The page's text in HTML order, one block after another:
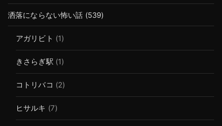
洒落にならない怖い話 (539)
アガリビト (1)
きさらぎ駅 (1)
コトリバコ (2)
ヒサルキ (7)